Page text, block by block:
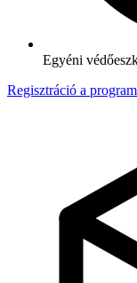
Egyéni
Regisztráció a